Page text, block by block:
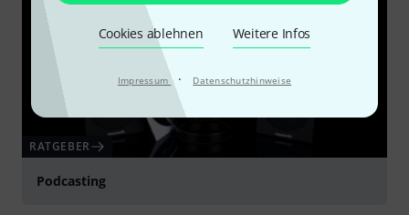
Cookies ablehnen Weitere Infos
Impressum · Datenschutzhinweise
RATGEBER
Podcasting